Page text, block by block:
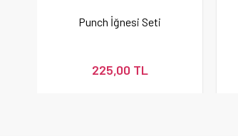
Punch İğnesi Seti
225,00 TL